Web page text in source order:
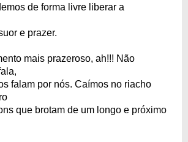
de forma livre liberar a
e prazer.
mais prazeroso, ah!!! Não
falam por nós. Caímos no riacho
que brotam de um longo e próximo